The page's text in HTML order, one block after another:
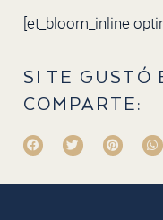
[et_bloom_inline
SI TE GUSTÓ
COMPARTE: